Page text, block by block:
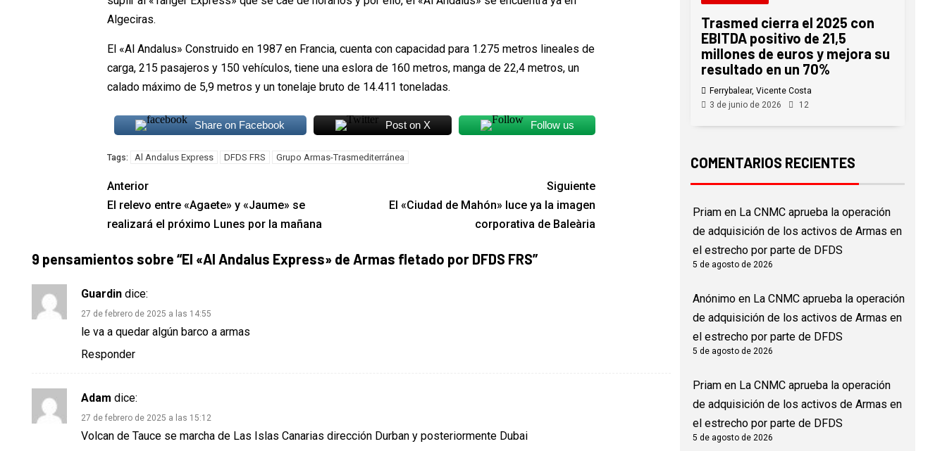
Algeciras.
El «Al Andalus» Construido en 1987 en Francia, cuenta con capacidad para 1.275 metros lineales de
carga, 215 pasajeros y 150 vehículos, tiene una eslora de 160 metros, manga de 22,4 metros, un
calado máximo de 5,9 metros y un tonelaje bruto de 14.411 toneladas.
Share on Facebook Post on X Follow us
Tags: Al Andalus Express DFDS FRS Grupo Armas-Trasmediterránea
Anterior
El relevo entre «Agaete» y «Jaume» se
realizará el próximo Lunes por la mañana
Siguiente
El «Ciudad de Mahón» luce ya la imagen
corporativa de Baleària
9 pensamientos sobre “El «Al Andalus Express» de Armas fletado por DFDS FRS”
Guardin dice:
27 de febrero de 2025 a las 14:55
le va a quedar algún barco a armas
Responder
Adam dice:
27 de febrero de 2025 a las 15:12
Volcan de Tauce se marcha de Las Islas Canarias dirección Durban y posteriormente Dubai
Trasmed cierra el 2025 con
EBITDA positivo de 21,5
millones de euros y mejora su
resultado en un 70%
Ferrybalear, Vicente Costa
3 de junio de 2026
12
COMENTARIOS RECIENTES
Priamen La CNMC aprueba la operación
de adquisición de los activos de Armas en
el estrecho por parte de DFDS
5 de agosto de 2026
Anónimoen La CNMC aprueba la operación
de adquisición de los activos de Armas en
el estrecho por parte de DFDS
5 de agosto de 2026
Priamen La CNMC aprueba la operación
de adquisición de los activos de Armas en
el estrecho por parte de DFDS
5 de agosto de 2026